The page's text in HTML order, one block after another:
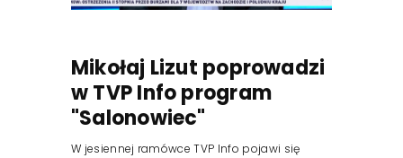
Mikołaj Lizut poprowadzi
w TVP Info program
"Salonowiec"
W jesiennej ramówce TVP Info pojawi się